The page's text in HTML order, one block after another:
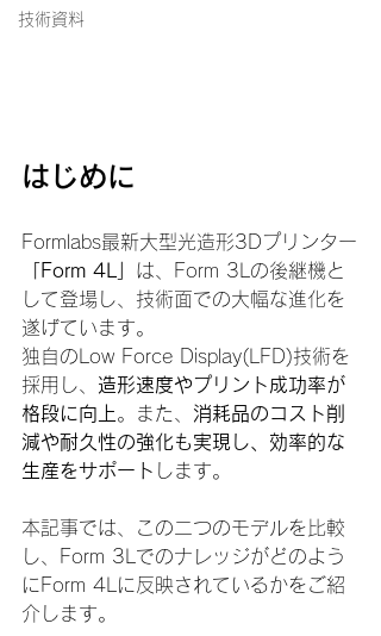
技術資料
はじめに
Formlabs最新大型光造形3Dプリンター
「Form 4L」 は、Form 3Lの後継機と
して登場し、技術面での大幅な進化を
遂げています。
独自のLow Force Display(LFD)技術を
採用し、 造形速度やプリント成功率が
格段に向上。また、 消耗品のコスト削
減や耐久性の強化も実現し、効率的な
生産をサポート します。
本記事では、この二つのモデルを比較
し、Form 3Lでのナレッジがどのよう
にForm 4Lに反映されているかをご紹
介します。